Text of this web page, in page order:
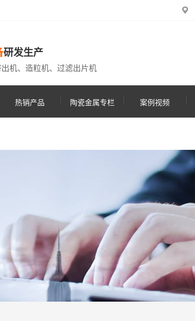
研发生产
机、造粒机、过滤出片机
热销产品 陶瓷金属专栏 案例视频